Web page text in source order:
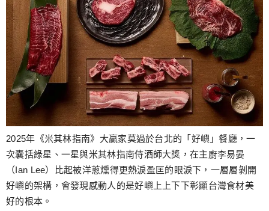
2025年《米其林指南》大贏家莫過於台北的「好嶼」餐廳，一
次囊括綠星、一星與米其林指南侍酒師大獎，在主廚李易晏
（Ian Lee）比起被洋蔥燻得更熱淚盈匡的眼淚下，一層層剝開
好嶼的架構，會發現感動人的是好嶼上上下下彰顯台灣食材美
好的根本。